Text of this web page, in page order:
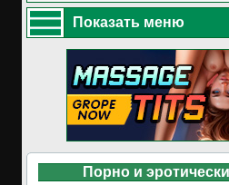
Показать меню
Порно и